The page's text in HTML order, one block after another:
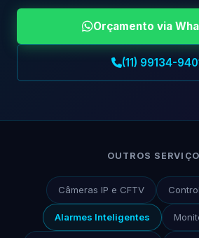
Orçamento via
(11) 99134-
OUTROS
Câmeras IP e CFTV
Alarmes Inteligentes